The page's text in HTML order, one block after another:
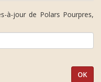
à-jour de Polars Pourpres,